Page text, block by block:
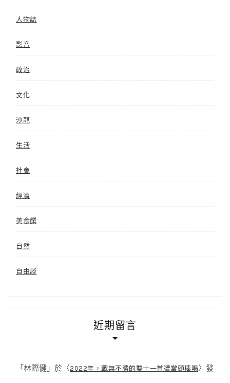
人物誌
影音
政治
文化
沙龍
生活
社會
經濟
美食饌
自然
自由談
近期留言
「 林際健 」於〈2022年，戰無不勝的雙十一首遭當頭棒喝〉發